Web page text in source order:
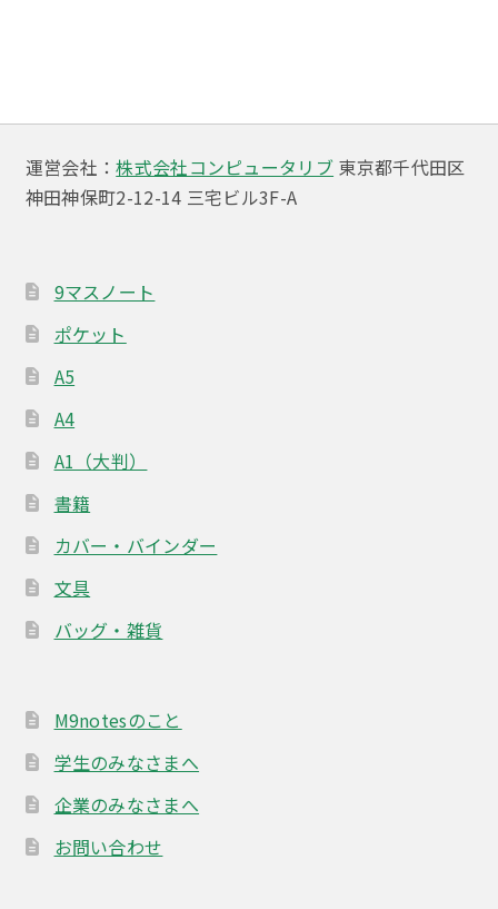
ー
シ
運営会社：株式会社コンピュータリブ 東京都千代田区
神田神保町2-12-14 三宅ビル3F-A
9マスノート
ポケット
A5
A4
A1（大判）
書籍
カバー・バインダー
文具
バッグ・雑貨
M9notesのこと
学生のみなさまへ
企業のみなさまへ
お問い合わせ